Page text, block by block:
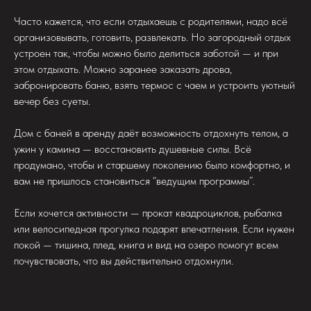
Часто кажется, что если отдыхаешь с родителями, надо всё
организовывать, готовить, развлекать. Но загородный отдых
устроен так, чтобы можно было делиться заботой — и при
этом отдыхать. Можно заранее заказать дрова,
забронировать баню, взять термос с чаем и устроить уютный
вечер без суеты.
Дом с баней в аренду даёт возможность отдохнуть телом, а
ужин у камина — восстановить душевные силы. Всё
продумано, чтобы и старшему поколению было комфортно, и
вам не пришлось становиться “ведущим программы”.
Если хочется активности — прокат квадроциклов, рыбалка
или велосипедная прогулка подарят впечатления. Если нужен
покой — тишина, плед, книга и вид на озеро помогут всем
почувствовать, что вы действительно отдохнули.